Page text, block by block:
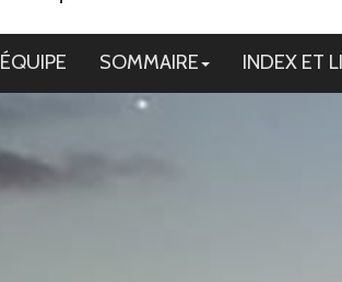
ÉQUIPE SOMMAIRE INDEX ET